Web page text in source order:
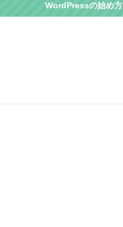
WordPressの始め